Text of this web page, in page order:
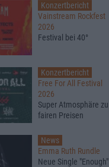
Konzertbericht
Vainstream Rockfest
2026
Festival bei 40°
Konzertbericht
Free For All Festival
2026
Super Atmosphäre zu
fairen Preisen
News
Emma Ruth Rundle
Neue Single "Enough"